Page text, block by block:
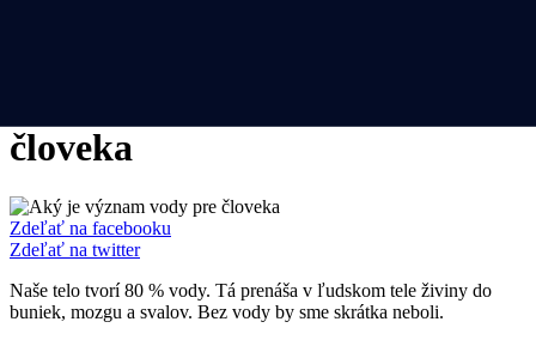
človeka
Zdeľať na facebooku
Zdeľať na twitter
Naše telo tvorí 80 % vody. Tá prenáša v ľudskom tele živiny do
buniek, mozgu a svalov. Bez vody by sme skrátka neboli.